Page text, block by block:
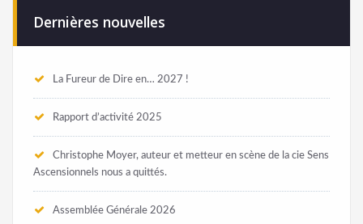
Dernières nouvelles
La Fureur de Dire en… 2027 !
Rapport d’activité 2025
Christophe Moyer, auteur et metteur en scène de la cie Sens
Ascensionnels nous a quittés.
Assemblée Générale 2026